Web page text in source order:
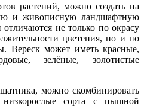
растений, можно создать на
и живописную ландшафтную
не только по окрасу
цветения, но и по
Вереск может иметь красные,
зелёные, золотистые
можно скомбинировать
сорта с пышной